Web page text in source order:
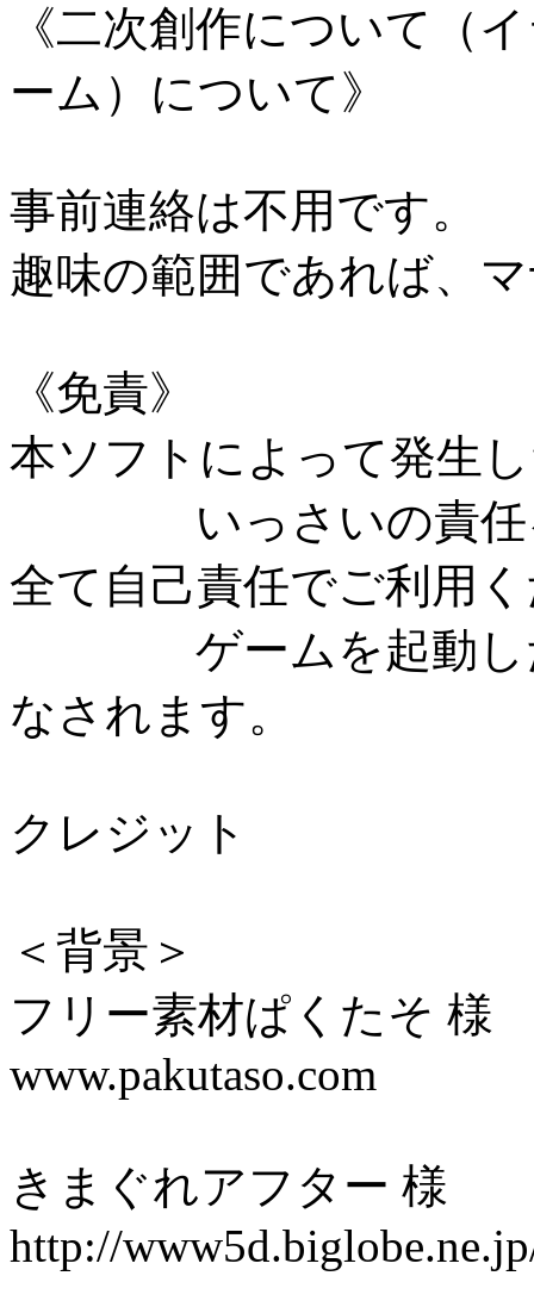
《二次創作について（
ーム）について》
事前連絡は不用です。
趣味の範囲であれば、
《免責》
本ソフトによって発生
いっさいの責任を
全て自己責任でご利用
ゲームを起動した
なされます。
クレジット
＜背景＞
フリー素材ぱくたそ 様
www.pakutaso.com
きまぐれアフター 様
http://